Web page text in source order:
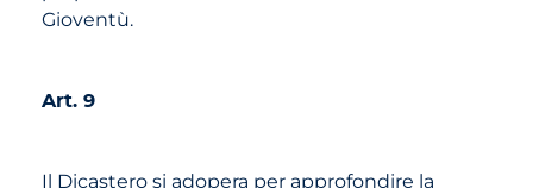
Gioventù.
Art. 9
Il Dicastero si adopera per approfondire la